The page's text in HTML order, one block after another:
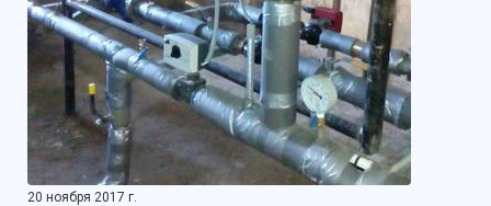
20 ноября 2017 г.